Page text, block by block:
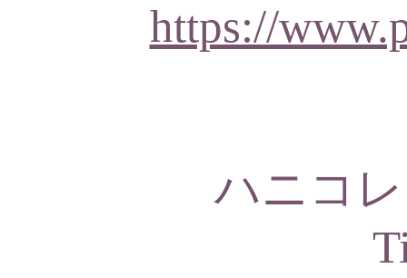
https://
ハニコ